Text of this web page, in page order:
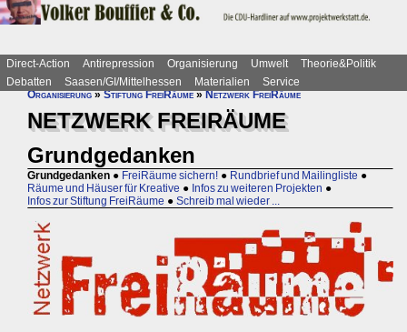
Direct-Action Antirepression Organisierung Umwelt
Theorie&Politik
Debatten
Saasen/GI/Mittelhessen Materialien
Service
Organisierung»Stiftung FreiRäume»Netzwerk FreiRäume
NETZWERK FREIRÄUME
Grundgedanken
Grundgedanken ● FreiRäume sichern! ● Rundbrief und Mailingliste ●
Räume und Häuser für Kreative ● Infos zu weiteren Projekten ●
Infos zur Stiftung FreiRäume ● Schreib mal wieder ...